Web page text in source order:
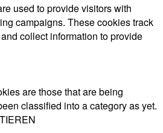
used to provide visitors with
campaigns. These cookies track
collect information to provide
are those that are being
classified into a category as yet.